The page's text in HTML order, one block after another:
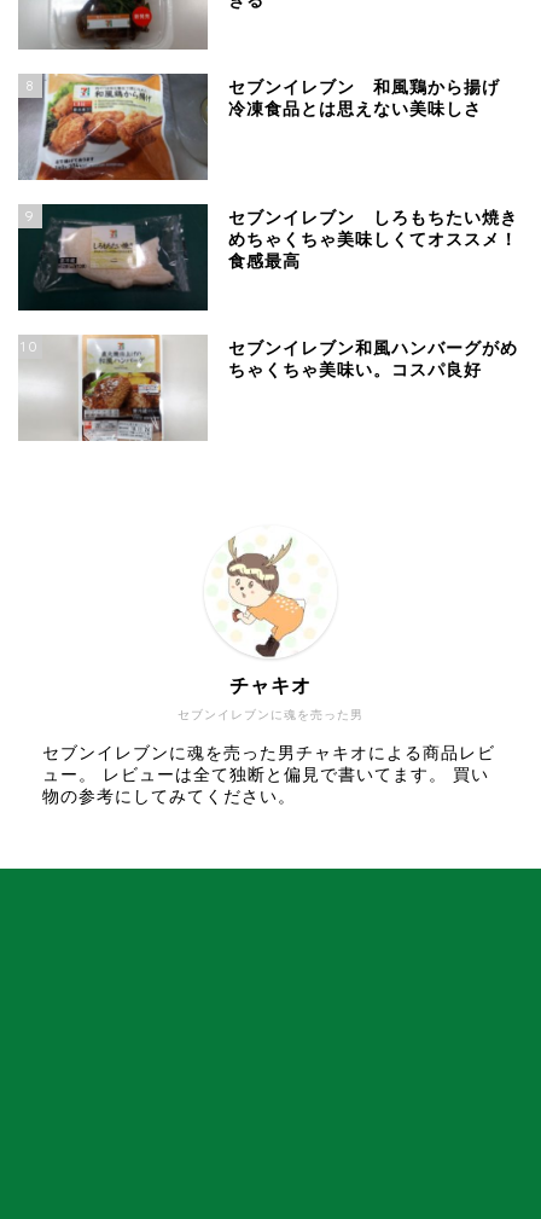
8
セブンイレブン 和風鶏から揚げ
冷凍食品とは思えない美味しさ
9
セブンイレブン しろもちたい焼き
めちゃくちゃ美味しくてオススメ！
食感最高
10
セブンイレブン和風ハンバーグがめ
ちゃくちゃ美味い。コスパ良好
セブンイレブンに魂を売った男
チャキオ
セブンイレブンに魂を売った男チャキオによる商品レビ
ュー。 レビューは全て独断と偏見で書いてます。 買い
物の参考にしてみてください。